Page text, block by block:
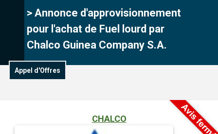
> Annonce d'approvisionnement
pour l'achat de Fuel lourd par
Chalco Guinea Company S.A.
Appel d'Offres
CHALCO